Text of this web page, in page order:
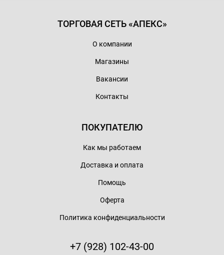
ТОРГОВАЯ СЕТЬ «АПЕКС»
О компании
Магазины
Вакансии
Контакты
ПОКУПАТЕЛЮ
Как мы работаем
Доставка и оплата
Помощь
Оферта
Политика конфиденциальности
+7 (928) 102-43-00